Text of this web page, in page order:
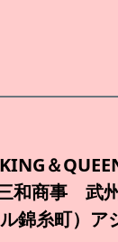
＆
商事 武
錦糸町）ア